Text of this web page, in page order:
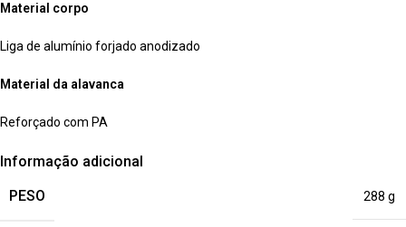
Material corpo
Liga de alumínio forjado anodizado
Material da alavanca
Reforçado com PA
Informação adicional
PESO
288 g